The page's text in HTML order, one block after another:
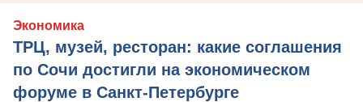
Экономика
ТРЦ, музей, ресторан: какие соглашения
по Сочи достигли на экономическом
форуме в Санкт-Петербурге